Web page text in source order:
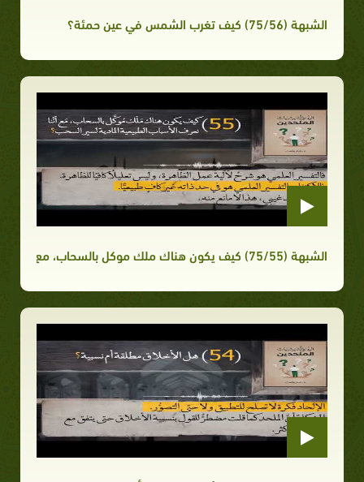
الشبهة (75/56) كيف تغرب الشمس في عين حمئة؟
الشبهة (75/55) كيف يكون هناك ملك موكل بالسحاب، مع أننا نعرف الأسباب الطبيعية المادية لسير السحب؟